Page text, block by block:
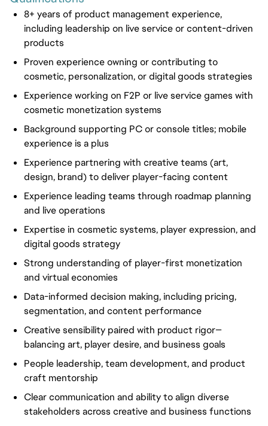
8+ years of product management experience,
including leadership on live service or content-driven
products
Proven experience owning or contributing to
cosmetic, personalization, or digital goods strategies
Experience working on F2P or live service games with
cosmetic monetization systems
Background supporting PC or console titles; mobile
experience is a plus
Experience partnering with creative teams (art,
design, brand) to deliver player-facing content
Experience leading teams through roadmap planning
and live operations
Expertise in cosmetic systems, player expression, and
digital goods strategy
Strong understanding of player-first monetization
and virtual economies
Data-informed decision making, including pricing,
segmentation, and content performance
Creative sensibility paired with product rigor—
balancing art, player desire, and business goals
People leadership, team development, and product
craft mentorship
Clear communication and ability to align diverse
stakeholders across creative and business functions